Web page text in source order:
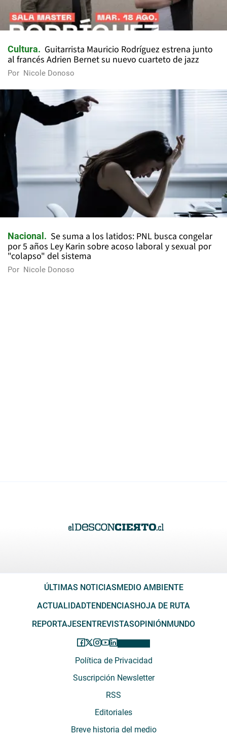
Cultura
Guitarrista Mauricio Rodríguez estrena junto
al francés Adrien Bernet su nuevo cuarteto de jazz
Por Nicole Donoso
Nacional
Se suma a los latidos: PNL busca congelar
por 5 años Ley Karin sobre acoso laboral y sexual por
"colapso" del sistema
Por Nicole Donoso
ÚLTIMAS NOTICIAS MEDIO AMBIENTE
ACTUALIDADTENDENCIAS HOJA DE RUTA
REPORTAJES ENTREVISTASOPINIÓN MUNDO
Política de Privacidad
Suscripción Newsletter
RSS
Editoriales
Breve historia del medio